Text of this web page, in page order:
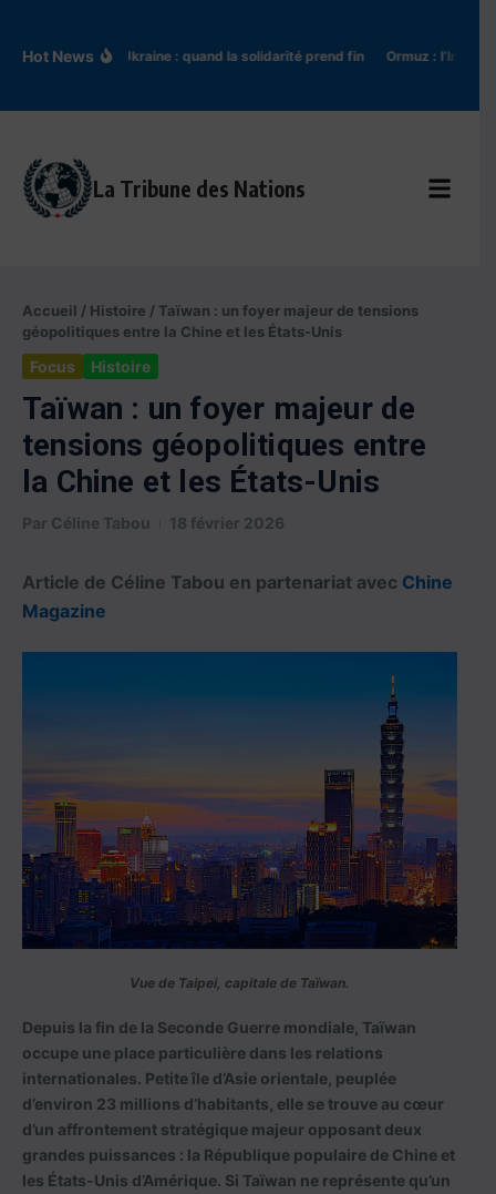
Hot News
Pologne-Ukraine : quand la solidarité prend fin Ormuz : l’Iran
La Tribune des Nations
Accueil / Histoire / Taïwan : un foyer majeur de tensions
géopolitiques entre la Chine et les États-Unis
Focus Histoire
Taïwan : un foyer majeur de
tensions géopolitiques entre
la Chine et les États-Unis
Par Céline Tabou 18 février 2026
Article de Céline Tabou en partenariat avec Chine
Magazine
Vue de Taipei, capitale de Taïwan.
Depuis la fin de la Seconde Guerre mondiale, Taïwan
occupe une place particulière dans les relations
internationales. Petite île d’Asie orientale, peuplée
d’environ 23 millions d’habitants, elle se trouve au cœur
d’un affrontement stratégique majeur opposant deux
grandes puissances : la République populaire de Chine et
les États-Unis d’Amérique. Si Taïwan ne représente qu’un